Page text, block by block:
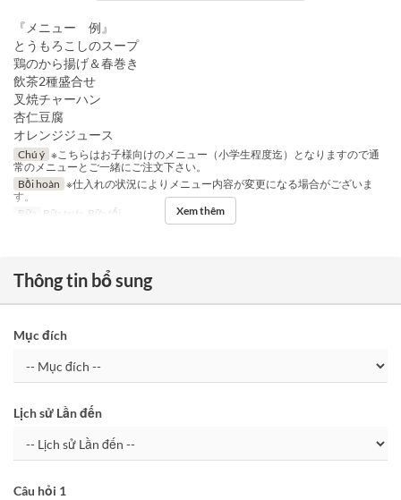
『メニュー 例』
とうもろこしのスープ
鶏のから揚げ＆春巻き
飲茶2種盛合せ
叉焼チャーハン
杏仁豆腐
オレンジジュース
Chú ý ※こちらはお子様向けのメニュー（小学生程度迄）となりますので通
常のメニューとご一緒にご注文下さい。
Bồi hoàn ※仕入れの状況によりメニュー内容が変更になる場合がございま
す。
Bữa
Bữa trưa, Bữa tối Xem thêm
Thông tin bổ sung
Mục đích
Lịch sử Lần đến
Câu hỏi 1